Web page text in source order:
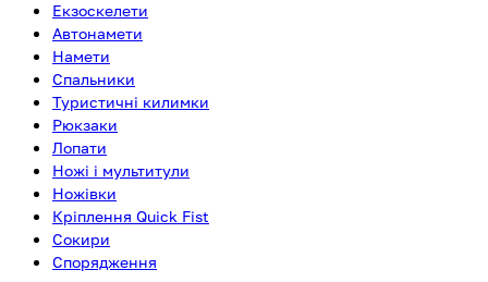
Екзоскелети
Автонамети
Намети
Спальники
Туристичні килимки
Рюкзаки
Лопати
Ножі і мультитули
Ножівки
Кріплення Quick Fist
Сокири
Спорядження